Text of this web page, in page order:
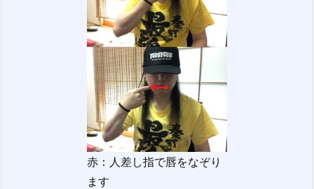
赤：人差し指で唇をなぞり
ます